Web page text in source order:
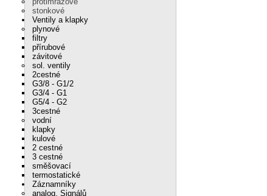
stonkové
Ventily a klapky
plynové
filtry
přírubové
závitové
sol. ventily
2cestné
G3/8 - G1/2
G3/4 - G1
G5/4 - G2
3cestné
vodní
klapky
kulové
2 cestné
3 cestné
směšovací
termostatické
Záznamníky
analog. Signálů